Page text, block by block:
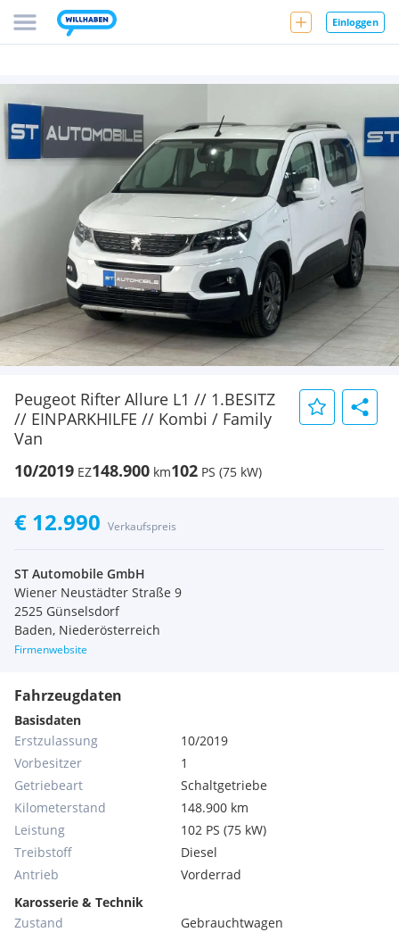
Einloggen
Peugeot Rifter Allure L1 // 1.BESITZ
// EINPARKHILFE // Kombi / Family
Van
10/2019 EZ148.900 km102 PS (75 kW)
€ 12.990 Verkaufspreis
ST Automobile GmbH
Wiener Neustädter Straße 9
2525 Günselsdorf
Baden, Niederösterreich
Firmenwebsite
Fahrzeugdaten
Basisdaten
Erstzulassung
10/2019
Vorbesitzer
1
Getriebeart
Schaltgetriebe
Kilometerstand
148.900 km
Leistung
102 PS (75 kW)
Treibstoff
Diesel
Antrieb
Vorderrad
Karosserie & Technik
Zustand
Gebrauchtwagen